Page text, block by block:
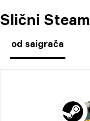
Slični
od saigrača